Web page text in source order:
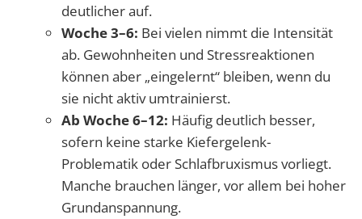
deutlicher auf.
Woche 3–6: Bei vielen nimmt die Intensität
ab. Gewohnheiten und Stressreaktionen
können aber „eingelernt“ bleiben, wenn du
sie nicht aktiv umtrainierst.
Ab Woche 6–12: Häufig deutlich besser,
sofern keine starke Kiefergelenk-
Problematik oder Schlafbruxismus vorliegt.
Manche brauchen länger, vor allem bei hoher
Grundanspannung.